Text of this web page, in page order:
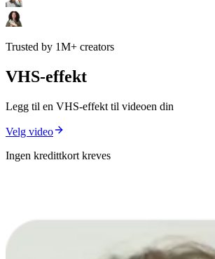
Trusted by 1M+ creators
VHS-effekt
Legg til en VHS-effekt til videoen din
Velg video
Ingen kredittkort kreves